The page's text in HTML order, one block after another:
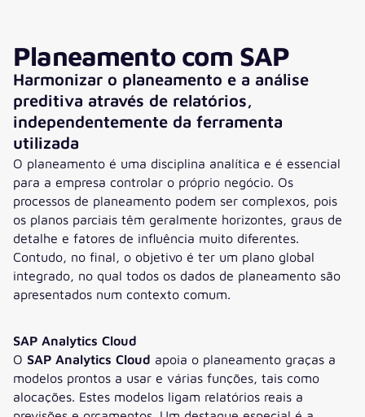
Planeamento com SAP
Harmonizar o planeamento e a análise
preditiva através de relatórios,
independentemente da ferramenta
utilizada
O planeamento é uma disciplina analítica e é essencial
para a empresa controlar o próprio negócio. Os
processos de planeamento podem ser complexos, pois
os planos parciais têm geralmente horizontes, graus de
detalhe e fatores de influência muito diferentes.
Contudo, no final, o objetivo é ter um plano global
integrado, no qual todos os dados de planeamento são
apresentados num contexto comum.
SAP Analytics Cloud
O SAP Analytics Cloud apoia o planeamento graças a
modelos prontos a usar e várias funções, tais como
alocações. Estes modelos ligam relatórios reais a